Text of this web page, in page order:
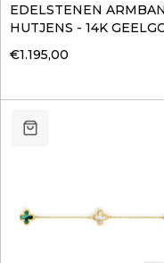
EDELSTENEN
HUTJENS - 14K
€1.195,00